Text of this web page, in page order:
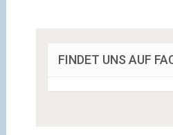
FINDET UNS AUF